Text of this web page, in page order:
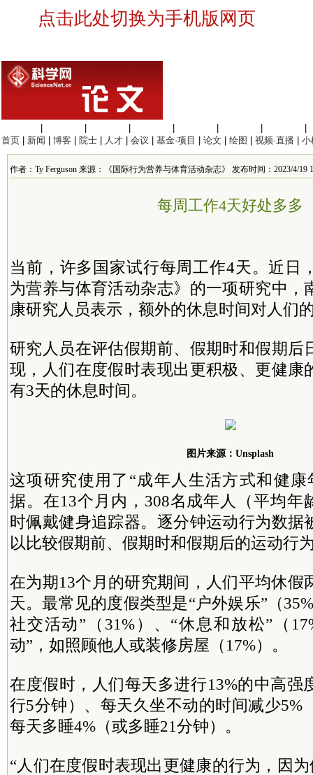
点击此处切换为手机版网页
首页
新闻 博客 院士 人才 会议 基金·项目 论文 绘图 视频·直播 小
作者：Ty Ferguson 来源：《国际行为营养与体育活动杂志》 发布时间：2023/4/19
每周工作4天好处多多
当前，许多国家试行每周工作4天。近日
为营养与体育活动杂志》的一项研究中，
康研究人员表示，额外的休息时间对人们
研究人员在评估假期前、假期时和假期后
现，人们在度假时表现出更积极、更健康
有3天的休息时间。
图片来源：Unsplash
这项研究使用了“成年人生活方式和健
据。在13个月内，308名成年人（平均年
时佩戴健身追踪器。逐分钟运动行为数据
以比较假期前、假期时和假期后的运动行
在为期13个月的研究期间，人们平均休假
天。最常见的度假类型是“户外娱乐”（
社交活动”（31%）、“休息和放松”（
动”，如照顾他人或装修房屋（17%）。
在度假时，人们每天多进行13%的中高强
行5分钟）、每天久坐不动的时间减少5%
每天多睡4%（或多睡21分钟）。
“人们在度假时表现出更健康的行为，因为